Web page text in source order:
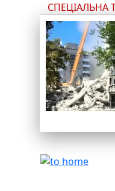
СПЕЦІАЛЬНА